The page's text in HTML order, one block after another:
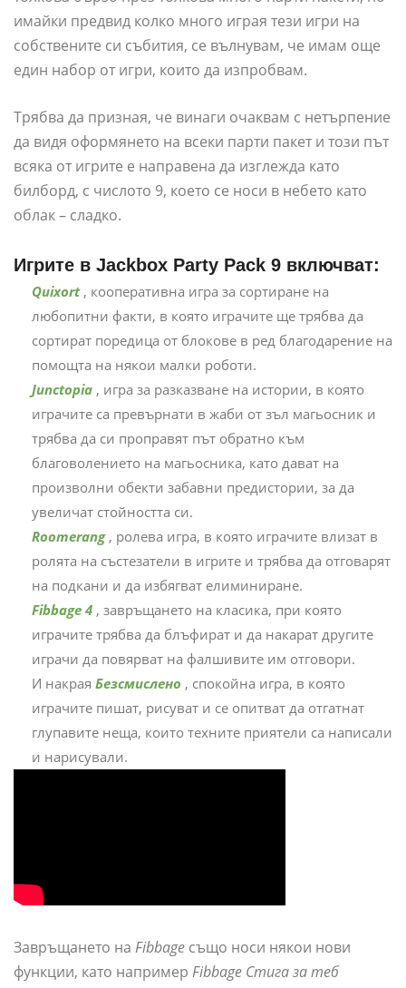
имайки предвид колко много играя тези игри на
собствените си събития, се вълнувам, че имам още
един набор от игри, които да изпробвам.
Трябва да призная, че винаги очаквам с нетърпение
да видя оформянето на всеки парти пакет и този път
всяка от игрите е направена да изглежда като
билборд, с числото 9, което се носи в небето като
облак – сладко.
Игрите в Jackbox Party Pack 9 включват:
Quixort , кооперативна игра за сортиране на
любопитни факти, в която играчите ще трябва да
сортират поредица от блокове в ред благодарение на
помощта на някои малки роботи.
Junctopia , игра за разказване на истории, в която
играчите са превърнати в жаби от зъл магьосник и
трябва да си проправят път обратно към
благоволението на магьосника, като дават на
произволни обекти забавни предистории, за да
увеличат стойността си.
Roomerang , ролева игра, в която играчите влизат в
ролята на състезатели в игрите и трябва да отговарят
на подкани и да избягват елиминиране.
Fibbage 4 , завръщането на класика, при която
играчите трябва да блъфират и да накарат другите
играчи да повярват на фалшивите им отговори.
И накрая Безсмислено , спокойна игра, в която
играчите пишат, рисуват и се опитват да отгатнат
глупавите неща, които техните приятели са написали
и нарисували.
Завръщането на Fibbage също носи някои нови
функции, като например Fibbage Стига за теб